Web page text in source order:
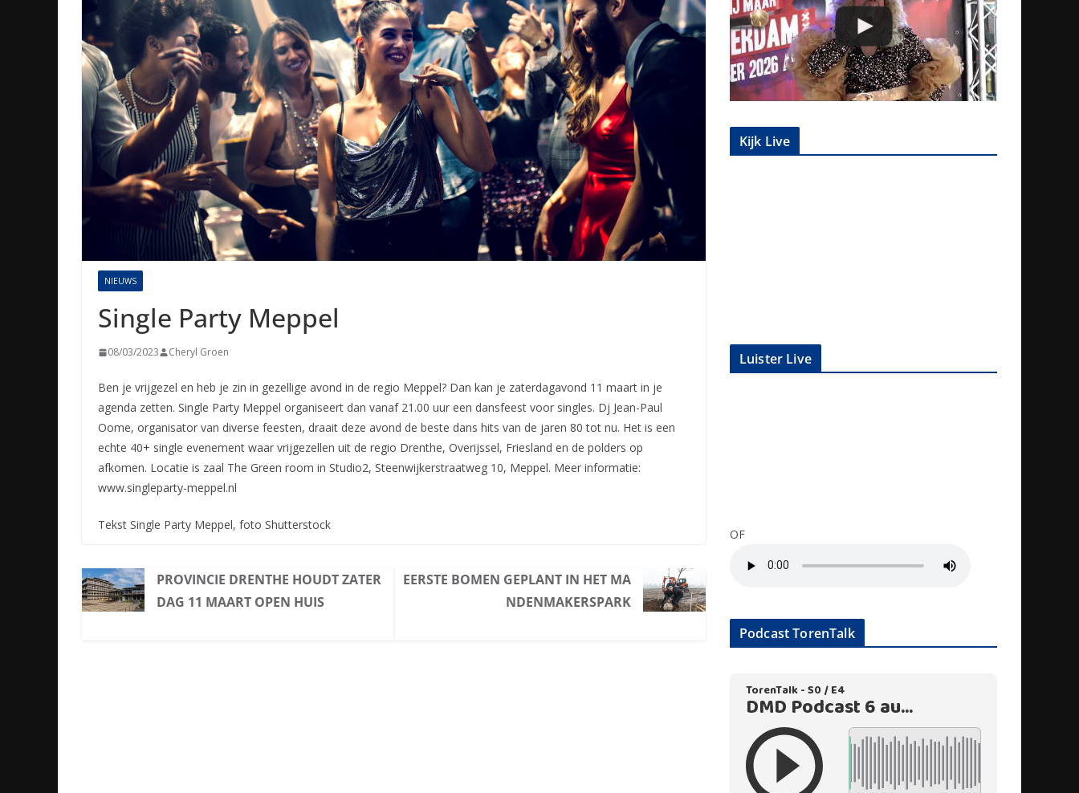
NIEUWS
Single Party Meppel
08/03/2023 Cheryl Groen
Ben je vrijgezel en heb je zin in gezellige avond in de regio Meppel? Dan kan je zaterdagavond 11 maart in je
agenda zetten. Single Party Meppel organiseert dan vanaf 21.00 uur een dansfeest voor singles. Dj Jean-Paul
Oome, organisator van diverse feesten, draait deze avond de beste dans hits van de jaren 80 tot nu. Het is een
echte 40+ single evenement waar vrijgezellen uit de regio Drenthe, Overijssel, Friesland en de polders op
afkomen. Locatie is zaal The Green room in Studio2, Steenwijkerstraatweg 10, Meppel. Meer informatie:
www.singleparty-meppel.nl
Tekst Single Party Meppel, foto Shutterstock
PROVINCIE DRENTHE HOUDT ZATER
DAG 11 MAART OPEN HUIS
EERSTE BOMEN GEPLANT IN HET MA
NDENMAKERSPARK
Kijk Live
Luister Live
OF
Podcast TorenTalk